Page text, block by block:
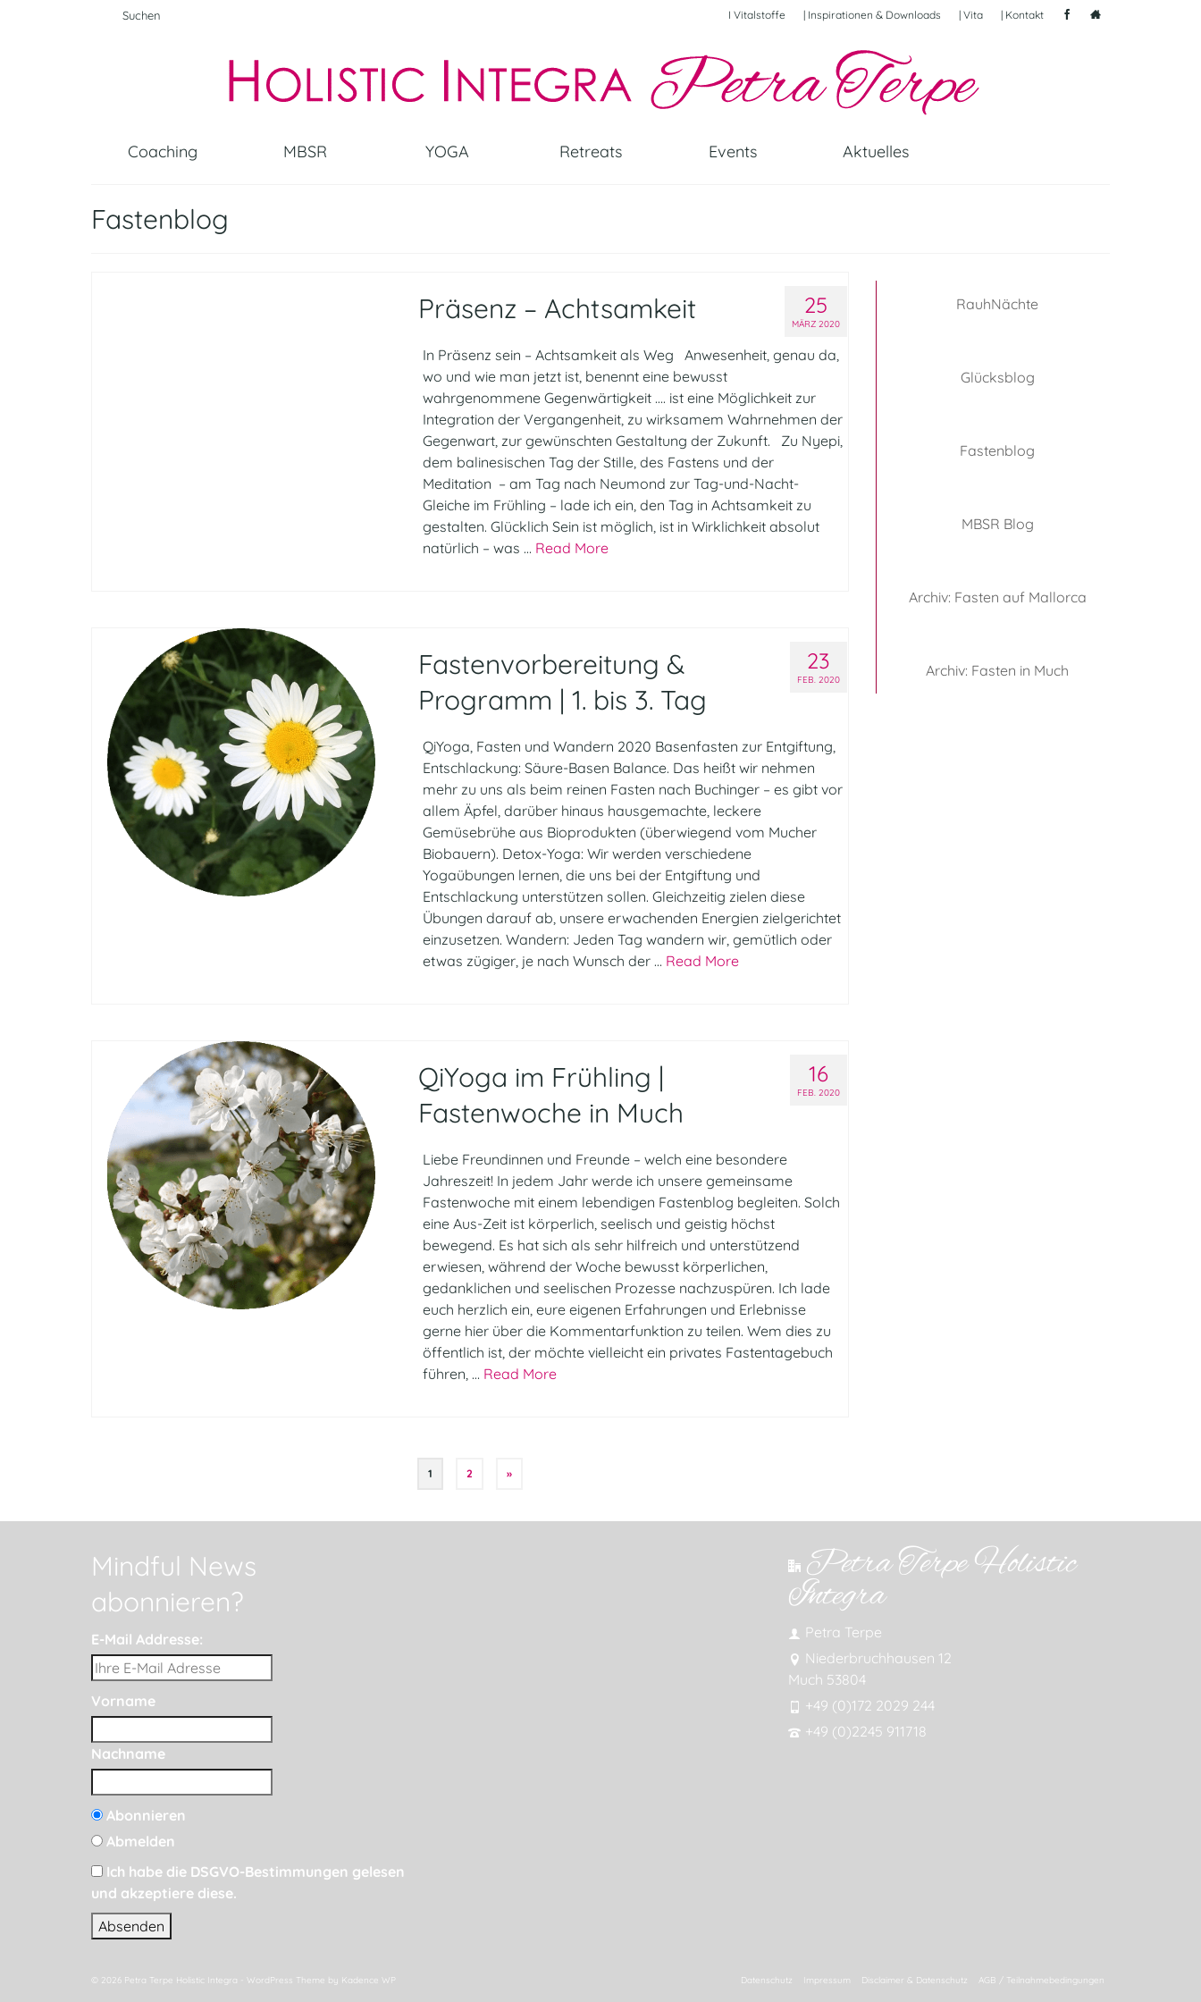
I Vitalstoffe | Inspirationen & Downloads | Vita | Kontakt
Suche
Coaching MBSR YOGA Retreats Events Aktuelles
Fastenblog
25
MÄRZ 2020
Präsenz – Achtsamkeit
In Präsenz sein – Achtsamkeit als Weg Anwesenheit, genau da,
wo und wie man jetzt ist, benennt eine bewusst
wahrgenommene Gegenwärtigkeit …. ist eine Möglichkeit zur
Integration der Vergangenheit, zu wirksamem Wahrnehmen der
Gegenwart, zur gewünschten Gestaltung der Zukunft. Zu Nyepi,
dem balinesischen Tag der Stille, des Fastens und der
Meditation – am Tag nach Neumond zur Tag-und-Nacht-
Gleiche im Frühling – lade ich ein, den Tag in Achtsamkeit zu
gestalten. Glücklich Sein ist möglich, ist in Wirklichkeit absolut
natürlich – was … Read More
23
FEB. 2020
Fastenvorbereitung &
Programm | 1. bis 3. Tag
QiYoga, Fasten und Wandern 2020 Basenfasten zur Entgiftung,
Entschlackung: Säure-Basen Balance. Das heißt wir nehmen
mehr zu uns als beim reinen Fasten nach Buchinger – es gibt vor
allem Äpfel, darüber hinaus hausgemachte, leckere
Gemüsebrühe aus Bioprodukten (überwiegend vom Mucher
Biobauern). Detox-Yoga: Wir werden verschiedene
Yogaübungen lernen, die uns bei der Entgiftung und
Entschlackung unterstützen sollen. Gleichzeitig zielen diese
Übungen darauf ab, unsere erwachenden Energien zielgerichtet
einzusetzen. Wandern: Jeden Tag wandern wir, gemütlich oder
etwas zügiger, je nach Wunsch der … Read More
16
FEB. 2020
QiYoga im Frühling |
Fastenwoche in Much
Liebe Freundinnen und Freunde – welch eine besondere
Jahreszeit! In jedem Jahr werde ich unsere gemeinsame
Fastenwoche mit einem lebendigen Fastenblog begleiten. Solch
eine Aus-Zeit ist körperlich, seelisch und geistig höchst
bewegend. Es hat sich als sehr hilfreich und unterstützend
erwiesen, während der Woche bewusst körperlichen,
gedanklichen und seelischen Prozesse nachzuspüren. Ich lade
euch herzlich ein, eure eigenen Erfahrungen und Erlebnisse
gerne hier über die Kommentarfunktion zu teilen. Wem dies zu
öffentlich ist, der möchte vielleicht ein privates Fastentagebuch
führen, … Read More
1 2 »
RauhNächte
Glücksblog
Fastenblog
MBSR Blog
Archiv: Fasten auf Mallorca
Archiv: Fasten in Much
Mindful News
abonnieren?
E-Mail Addresse:
Vorname
Nachname
Abonnieren
Abmelden
Ich habe die DSGVO-Bestimmungen gelesen
und akzeptiere diese.
Petra Terpe Holistic
Integra
Petra Terpe
Niederbruchhausen 12
Much 53804
+49 (0)172 2029 244
+49 (0)2245 911718
Datenschutz Impressum Disclaimer & Datenschutz AGB / Teilnahmebedingungen
© 2026 Petra Terpe Holistic Integra - WordPress Theme by Kadence WP